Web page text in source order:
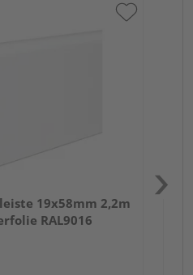
19x58mm 2,2m
RAL9016